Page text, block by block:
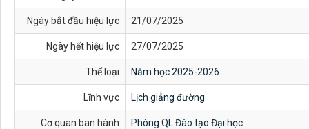
Ngày bắt đầu hiệu lực 21/07/2025
Ngày hết hiệu lực 27/07/2025
Thể loại Năm học 2025-2026
Lĩnh vực Lịch giảng đường
Cơ quan ban hành Phòng QL Đào tạo Đại học